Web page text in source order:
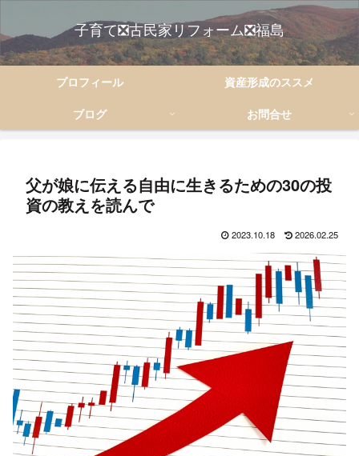
子育て❎古民家リフォーム❎福島
プロフィール
資産形成のススメ
ブログ
お問合せ
父が娘に伝える自由に生きるための30の投
資の教えを読んで
2023.10.18 2026.02.25